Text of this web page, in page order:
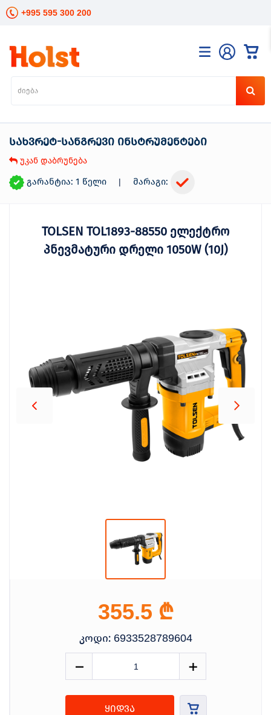
+995 595 300 200
სახვრეტ-სანგრევი ინსტრუმენტები
უკან დაბრუნება
გარანტია: 1 წელი | მარაგი:
TOLSEN TOL1893-88550 ელექტრო
პნევმატური დრელი 1050W (10J)
355.5 ₾
კოდი: 6933528789604
ყიდვა
კატალოგი
განათება
ინსტრუმენტები
ელექტრო
მოვლა
მცენარეთა
მოვლა
შეთავაზებები ბრენდები ბლოგი
სოც.